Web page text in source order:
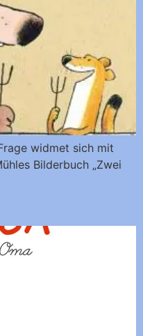
widmet sich mit
Bilderbuch „Zwei